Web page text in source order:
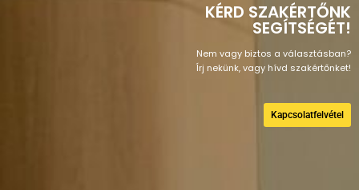
KÉRD SZAKÉRTŐNK
SEGÍTSÉGÉT!
Nem vagy biztos a választásban?
Írj nekünk, vagy hívd szakértőnket!
Kapcsolatfelvétel